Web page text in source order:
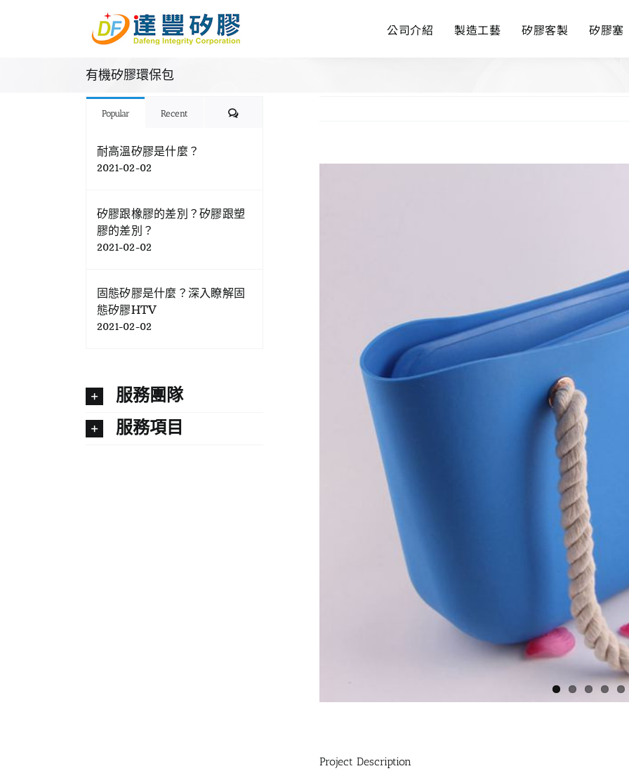
公司介紹 製造工藝 矽膠客製 矽膠塞
有機矽膠環保包
Project Description
Popular Recent Comments
耐高溫矽膠是什麼？
2021-02-02
矽膠跟橡膠的差別？矽膠跟塑
膠的差別？
2021-02-02
固態矽膠是什麼？深入瞭解固
態矽膠HTV
2021-02-02
服務團隊
服務項目